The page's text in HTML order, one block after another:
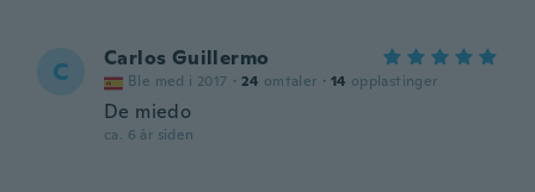
C Carlos Guillermo
Ble med i 2017 · 24 omtaler · 14 opplastinger
De miedo
ca. 6 år siden